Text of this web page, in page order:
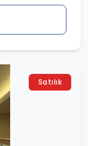
Satılık